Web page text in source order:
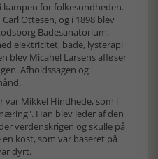
kampen for folkesundheden.
Ottesen, og i 1898 blev
Badesanatorium,
elektricitet, bade, lysterapi
blev Micahel Larsens afløser
Afholdssagen og
Mikkel Hindhede, som i
Han blev leder af den
verdenskrigen og skulle på
kost, som var baseret på
dyrt.